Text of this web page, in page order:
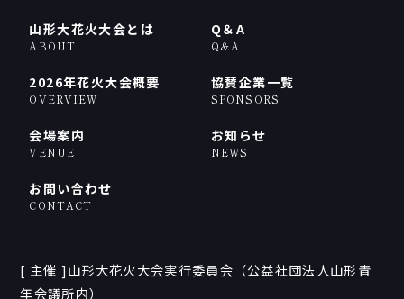
山形大花火大会とは
ABOUT
Q＆A
Q＆A
2026年花火大会概要
OVERVIEW
協賛企業一覧
SPONSORS
会場案内
VENUE
お知らせ
NEWS
お問い合わせ
CONTACT
[ 主催 ]山形大花火大会実行委員会（公益社団法人山形青
年会議所内）